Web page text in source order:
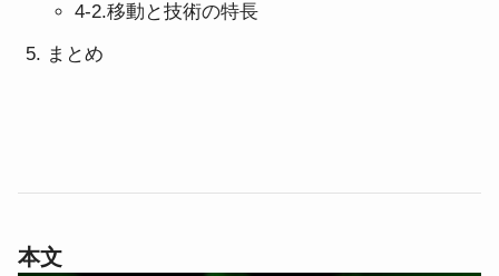
4-2.移動と技術の特長
まとめ
本文